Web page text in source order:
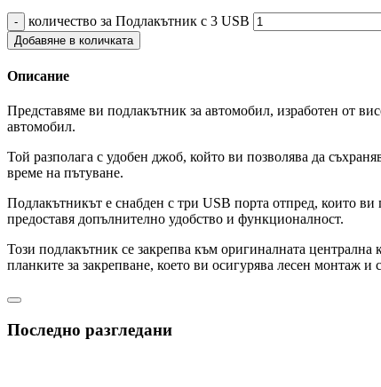
количество за Подлакътник с 3 USB
Добавяне в количката
Описание
Представяме ви подлакътник за автомобил, изработен от
автомобил.
Той разполага с удобен джоб, който ви позволява да
време на пътуване.
Подлакътникът е снабден с три USB порта отпред, които
предоставя допълнително удобство и функционалност.
Този подлакътник се закрепва към оригиналната
планките за закрепване, което ви осигурява лесен монтаж и
Последно разгледани